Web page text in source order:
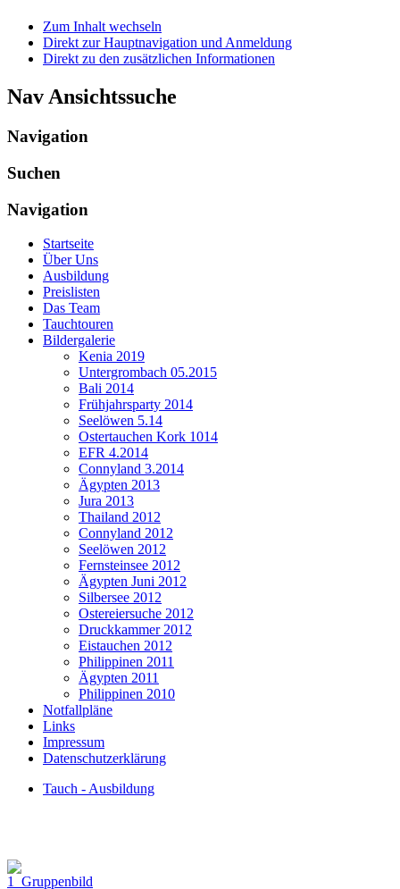
Zum Inhalt wechseln
Direkt zur Hauptnavigation und Anmeldung
Direkt zu den zusätzlichen Informationen
Nav Ansichtssuche
Navigation
Suchen
Navigation
Startseite
Über Uns
Ausbildung
Preislisten
Das Team
Tauchtouren
Bildergalerie
Kenia 2019
Untergrombach 05.2015
Bali 2014
Frühjahrsparty 2014
Seelöwen 5.14
Ostertauchen Kork 1014
EFR 4.2014
Connyland 3.2014
Ägypten 2013
Jura 2013
Thailand 2012
Connyland 2012
Seelöwen 2012
Fernsteinsee 2012
Ägypten Juni 2012
Silbersee 2012
Ostereiersuche 2012
Druckkammer 2012
Eistauchen 2012
Philippinen 2011
Ägypten 2011
Philippinen 2010
Notfallpläne
Links
Impressum
Datenschutzerklärung
Tauch - Ausbildung